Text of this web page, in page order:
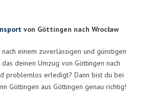
von Göttingen nach Wrocław
einem zuverlässigen und günstigen
deinen Umzug von Göttingen nach
problemlos erledigt? Dann bist du bei
Göttingen aus Göttingen genau richtig!